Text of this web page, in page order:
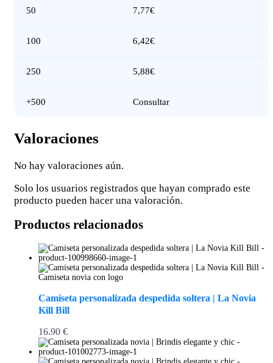
50 7,77€
100 6,42€
250 5,88€
+500 Consultar
Valoraciones
No hay valoraciones aún.
Solo los usuarios registrados que hayan comprado este
producto pueden hacer una valoración.
Productos relacionados
Camiseta personalizada despedida soltera | La Novia
Kill Bill
16.90 €